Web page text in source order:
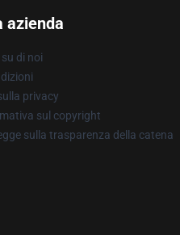
azienda
di noi
privacy
sul copyright
sulla trasparenza della catena